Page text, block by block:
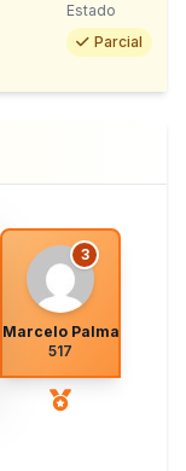
Estado
Parcial
3
Marcelo Palma
517